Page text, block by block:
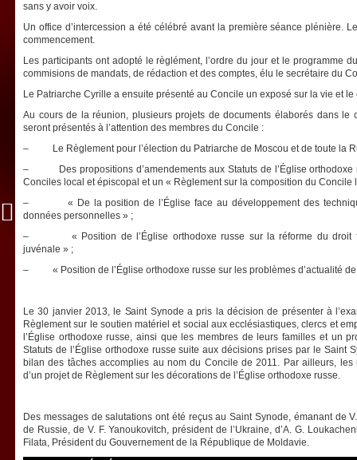
sans y avoir voix.
Un office d’intercession a été célébré avant la première séance plénière.
commencement.
Les participants ont adopté le règlément, l’ordre du jour et le programme
commisions de mandats, de rédaction et des comptes, élu le secrétaire du
Le Patriarche Cyrille a ensuite présenté au Concile un exposé sur la vie et le
Au cours de la réunion, plusieurs projets de documents élaborés dans le
seront présentés à l’attention des membres du Concile :
– Le Règlement pour l’élection du Patriarche de Moscou et de toute la
– Des propositions d’amendements aux Statuts de l’Église orthodoxe
Conciles local et épiscopal et un « Règlement sur la composition du Concile
– « De la position de l’Église face au développement des
données personnelles » ;
– « Position de l’Église orthodoxe russe sur la réforme du droit
juvénale » ;
– « Position de l’Église orthodoxe russe sur les problèmes d’actualité de
Le 30 janvier 2013, le Saint Synode a pris la décision de présenter à
Règlement sur le soutien matériel et social aux ecclésiastiques, clercs et
l’Église orthodoxe russe, ainsi que les membres de leurs familles et un
Statuts de l’Église orthodoxe russe suite aux décisions prises par le Saint
bilan des tâches accomplies au nom du Concile de 2011. Par ailleurs,
d’un projet de Règlement sur les décorations de l’Église orthodoxe russe.
Des messages de salutations ont été reçus au Saint Synode, émanant de
de Russie, de V. F. Yanoukovitch, président de l’Ukraine, d’A. G.
Filata, Président du Gouvernement de la République de Moldavie.